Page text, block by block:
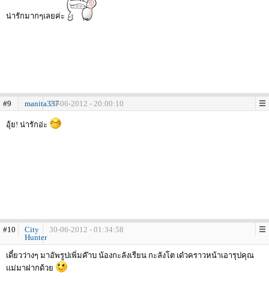
น่ารักมากๆเลยค่ะ
#9 manita33729-06-2012 - 20:00:10
อุ้ย! น่ารักอ่ะ
#10
City
Hunter
30-06-2012 - 01:34:58
เดี๋ยวว่างๆ มาอัพรูปเพิ่มค๊าบ น้องกะลังเรียน กะลังโต เด๋วคราวหน้าเอารุปคุณ
แม่มาฝากด้วย